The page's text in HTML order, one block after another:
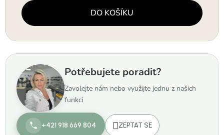
Měrná cena: DO KOŠÍKU
Potřebujete poradit?
Zavolejte nám nebo využijte jednu z našich
funkcí
+421 918 669 804 ZEPTAT SE